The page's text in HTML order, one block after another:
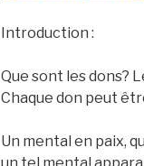
Introduction :
Que sont les dons?
Chaque don peut
Un mental en paix,